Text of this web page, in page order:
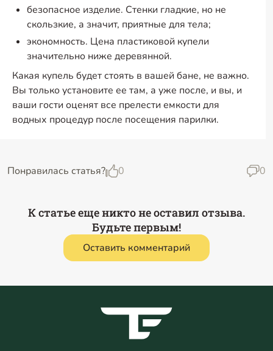
безопасное изделие. Стенки гладкие, но не
скользкие, а значит, приятные для тела;
экономность. Цена пластиковой купели
значительно ниже деревянной.
Какая купель будет стоять в вашей бане, не важно.
Вы только установите ее там, а уже после, и вы, и
ваши гости оценят все прелести емкости для
водных процедур после посещения парилки.
Понравилась статья? 0 0
К статье еще никто не оставил отзыва.
Будьте первым!
Оставить комментарий